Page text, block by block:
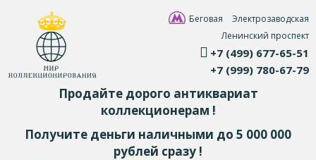
Беговая
Электрозаводская
Ленинский проспект
+7 (499) 677-65-51
+7 (999) 780-67-79
Продайте дорого антиквариат
коллекционерам !
Получите деньги наличными до 5 000 000
рублей сразу !